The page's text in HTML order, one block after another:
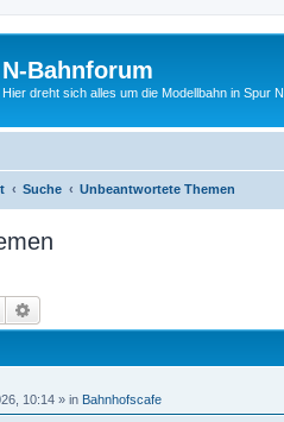
N-Bahnforum
Hier dreht sich alles um die Modellbahn in Spur N
Suche Unbeantwortete Themen
Suche
10:14 » in Bahnhofscafe